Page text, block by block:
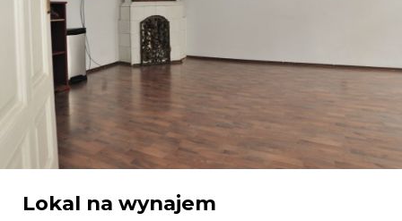
Lokal na wynajem